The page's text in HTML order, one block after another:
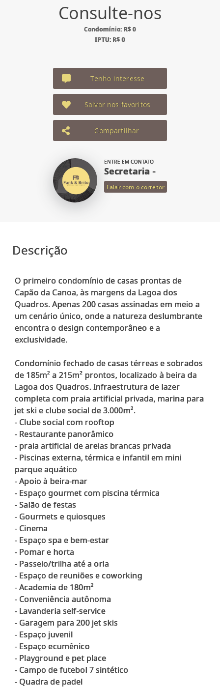
Consulte-nos
Condomínio: R$ 0
IPTU: R$ 0
Tenho interesse
Salvar nos favoritos
Compartilhar
ENTRE EM CONTATO
Secretaria -
Falar com o corretor
Descrição
O primeiro condomínio de casas prontas de
Capão da Canoa, às margens da Lagoa dos
Quadros. Apenas 200 casas assinadas em meio a
um cenário único, onde a natureza deslumbrante
encontra o design contemporâneo e a
exclusividade.
Condomínio fechado de casas térreas e sobrados
de 185m² a 215m² prontos, localizado à beira da
Lagoa dos Quadros. Infraestrutura de lazer
completa com praia artificial privada, marina para
jet ski e clube social de 3.000m².
- Clube social com rooftop
- Restaurante panorâmico
- praia artificial de areias brancas privada
- Piscinas externa, térmica e infantil em mini
parque aquático
- Apoio à beira-mar
- Espaço gourmet com piscina térmica
- Salão de festas
- Gourmets e quiosques
- Cinema
- Espaço spa e bem-estar
- Pomar e horta
- Passeio/trilha até a orla
- Espaço de reuniões e coworking
- Academia de 180m²
- Conveniência autônoma
- Lavanderia self-service
- Garagem para 200 jet skis
- Espaço juvenil
- Espaço ecumênico
- Playground e pet place
- Campo de futebol 7 sintético
- Quadra de padel